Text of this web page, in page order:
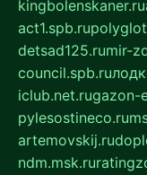
kingbolenskaner.ru
act1.spb.ru
detsad125.rumir-
council.spb.ru
iclub.net.rugazon-
pylesostineco.ru
artemovskij.ru
ndm.msk.ru